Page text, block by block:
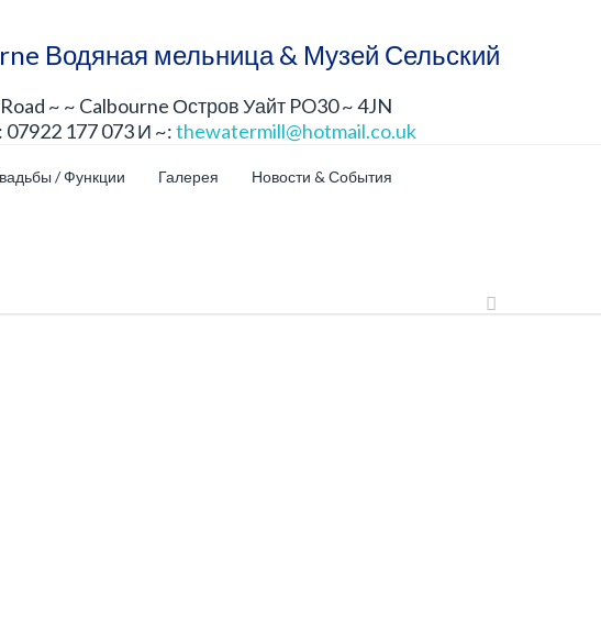
Водяная мельница & Музей Сельский
~ ~ Calbourne Остров Уайт PO30 ~ 4JN
177 073 И ~:thewatermill@hotmail.co.uk
/ Функции Галерея Новости & События